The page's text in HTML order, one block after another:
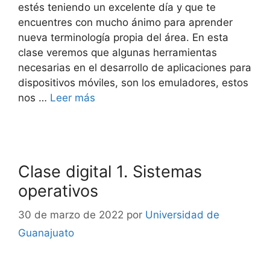
estés teniendo un excelente día y que te
encuentres con mucho ánimo para aprender
nueva terminología propia del área. En esta
clase veremos que algunas herramientas
necesarias en el desarrollo de aplicaciones para
dispositivos móviles, son los emuladores, estos
nos … Leer más
Clase digital 1. Sistemas
operativos
30 de marzo de 2022 por Universidad de
Guanajuato